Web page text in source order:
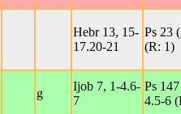
Hebr 13, 15-
17.20-21
Ps 23
(R: 1)
g
Ijob 7, 1-4.6-
7
Ps
4.5-6